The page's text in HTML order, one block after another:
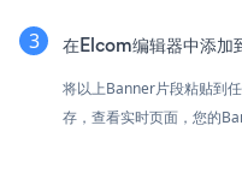
在Elcom编辑器中添
将以上Banner片段粘贴到
存，查看实时页面，您的